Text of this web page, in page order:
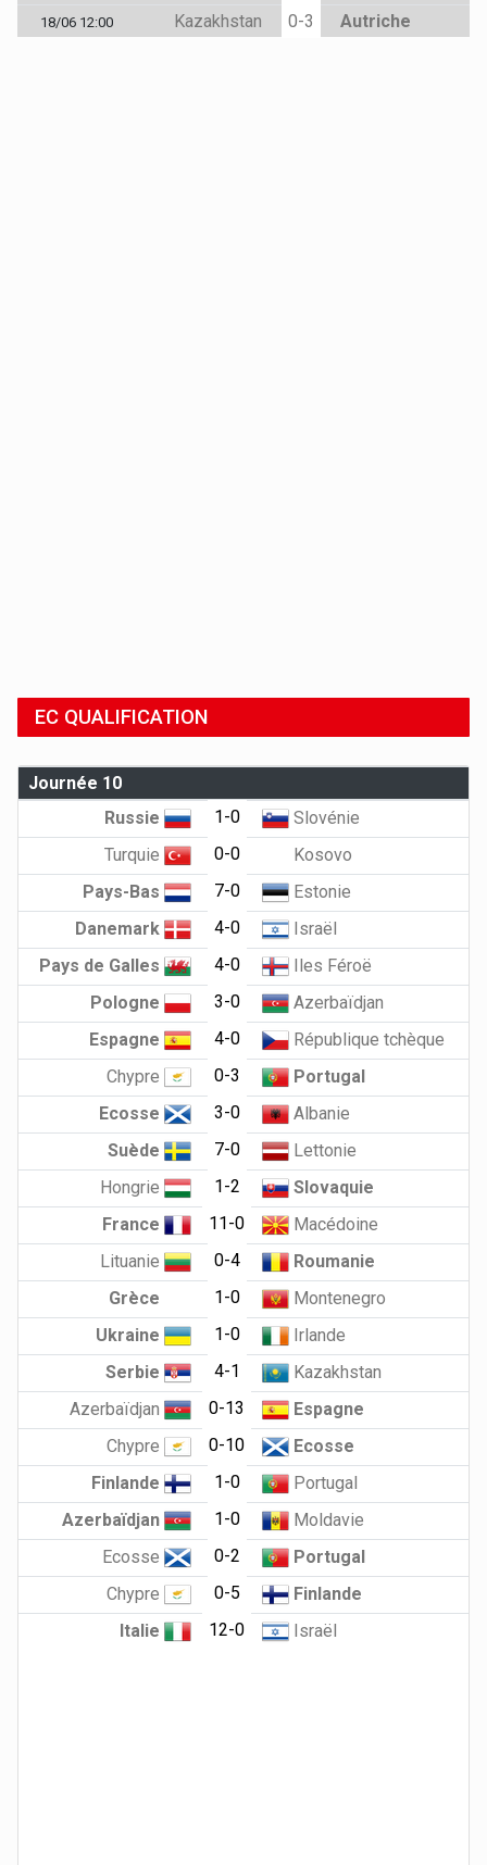
18/06 12:00 Kazakhstan 0-3 Autriche
EC QUALIFICATION
Journée 10
Russie
1-0
Slovénie
Turquie
0-0
Kosovo
Pays-Bas
7-0
Estonie
Danemark
4-0
Israël
Pays de Galles
4-0
Iles Féroë
Pologne
3-0
Azerbaïdjan
Espagne
4-0
République tchèque
Chypre
0-3
Portugal
Ecosse
3-0
Albanie
Suède
7-0
Lettonie
Hongrie
1-2
Slovaquie
France
11-0
Macédoine
Lituanie
0-4
Roumanie
Grèce
1-0
Montenegro
Ukraine
1-0
Irlande
Serbie
4-1
Kazakhstan
Azerbaïdjan
0-13
Espagne
Chypre
0-10
Ecosse
Finlande
1-0
Portugal
Azerbaïdjan
1-0
Moldavie
Ecosse
0-2
Portugal
Chypre
0-5
Finlande
Italie
12-0 Israël